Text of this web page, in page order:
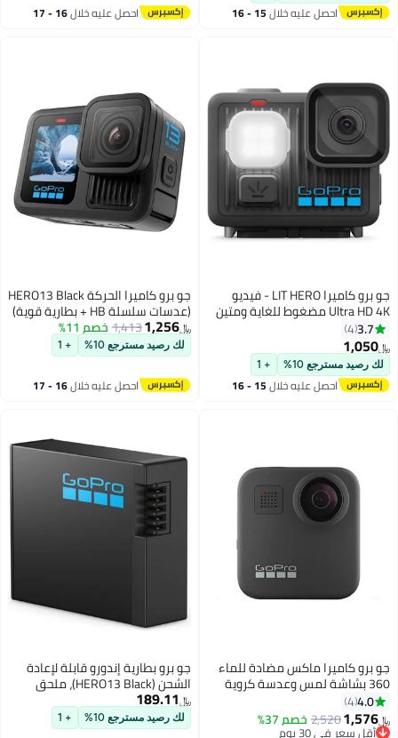
احصل عليه خلال 15 - 16 احصل عليه خلال 16 - 17
جو برو كاميرا LIT HERO - فيديو
Ultra HD 4K مضغوط للغاية ومتين
مع ضوء مدمج - مع ضمان رسمي
من GoPro الإمارات العربية المتحدة
3.7
4
﷼‏1,050
لك رصيد مسترجع 10% + 1
احصل عليه خلال 15 - 16
جو برو كاميرا الحركة HERO13 Black
(عدسات سلسلة HB + بطارية قوية)
﷼‏1,256
1,413خصم 11%
لك رصيد مسترجع 10% + 1
احصل عليه خلال 16 - 17
جو برو كاميرا ماكس مضادة للماء
360 بشاشة لمس وعدسة كروية
وفيديو عالي الدقة 5.6K30 بدقة
وخاصية التثبيت أثناء بث الفيديو
4.0
4
﷼‏1,576
2,520خصم 37%
أقل سعر في 30 يوم
جو برو بطارية إندورو قابلة لإعادة
الشحن (HERO13 Black)، ملحق
رسمي من GoPro، بسعة 1900
مللي أمبير، بطارية بديلة/احتياطية
﷼‏189.11
لك رصيد مسترجع 10% + 1